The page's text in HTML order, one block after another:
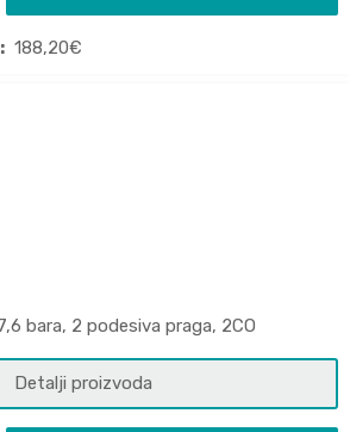
188,20€
bara, 2 podesiva praga, 2CO
Detalji proizvoda